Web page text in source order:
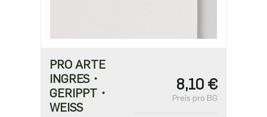
PRO ARTE
INGRES・
GERIPPT・
WEISS
8,10 €
Preis pro BG